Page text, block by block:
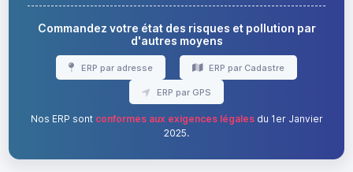
Commandez votre état des risques et pollution par
d'autres moyens
ERP par adresse ERP par Cadastre
ERP par GPS
Nos ERP sont conformes aux exigences légalesdu 1er Janvier
2025.